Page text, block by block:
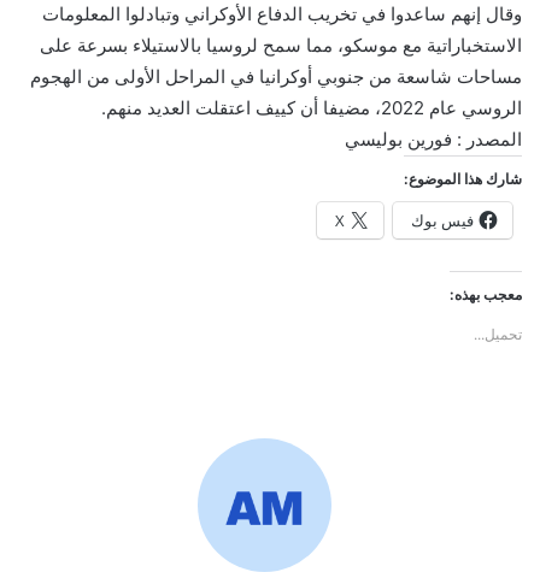
وقال إنهم ساعدوا في تخريب الدفاع الأوكراني وتبادلوا المعلومات
الاستخباراتية مع موسكو، مما سمح لروسيا بالاستيلاء بسرعة على
مساحات شاسعة من جنوبي أوكرانيا في المراحل الأولى من الهجوم
الروسي عام 2022، مضيفا أن كييف اعتقلت العديد منهم.
المصدر : فورين بوليسي
شارك هذا الموضوع:
فيس بوك X
معجب بهذه:
تحميل...